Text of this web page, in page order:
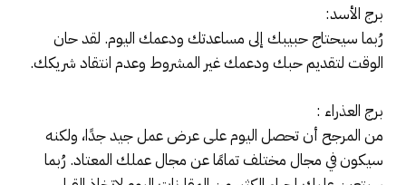
برج الأسد:
رُبما سيحتاج حبيبك إلى مساعدتك ودعمك اليوم. لقد حان
الوقت لتقديم حبك ودعمك غير المشروط وعدم انتقاد شريكك.
برج العذراء :
من المرجح أن تحصل اليوم على عرض عمل جيد جدًا، ولكنه
سيكون في مجال مختلف تمامًا عن مجال عملك المعتاد. رُبما